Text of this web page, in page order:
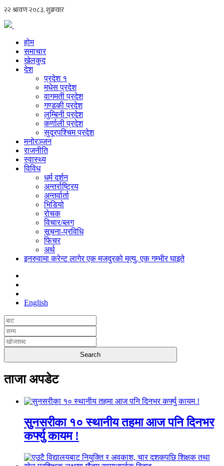
होम
समाचार
खेलकुद
देश
प्रदेश १
मधेस प्रदेश
वागमती प्रदेश
गण्डकी प्रदेश
लुम्बिनी प्रदेश
कर्णाली प्रदेश
सुदूरपश्चिम प्रदेश
मनोरञ्जन
राजनीति
स्वास्थ्य
विविध
धर्म दर्शन
अन्तर्राष्ट्रिय
अन्तर्वार्ता
भिडियो
रोचक
विचार/ब्लग
सूचना-प्रविधि
फिचर
अर्थ
इनरुवामा करेन्ट लागेर एक मजदुरको मृत्यु, एक गम्भीर घाइते
English
ताजा अपडेट
सुनसरीका १० स्थानीय तहमा आज पनि दिनभर
कर्फ्यु कायम !